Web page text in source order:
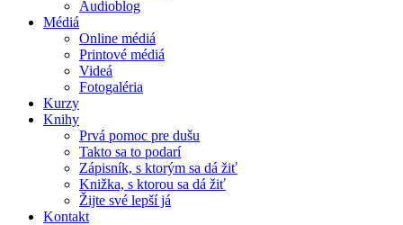
Audioblog
Médiá
Online médiá
Printové médiá
Videá
Fotogaléria
Kurzy
Knihy
Prvá pomoc pre dušu
Takto sa to podarí
Zápisník, s ktorým sa dá žiť
Knižka, s ktorou sa dá žiť
Žijte své lepší já
Kontakt